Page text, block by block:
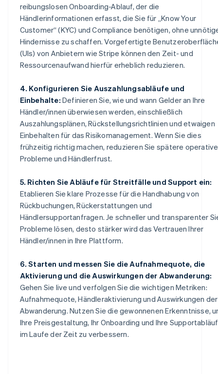
reibungslosen Onboarding-Ablauf, der die
Händlerinformationen erfasst, die Sie für „Know Your
Customer“ (KYC) und Compliance benötigen, ohne
Hindernisse zu schaffen. Vorgefertigte
(UIs) von Anbietern wie Stripe können den Zeit- und
Ressourcenaufwand hierfür erheblich reduzieren.
4. Konfigurieren Sie Auszahlungsabläufe und
Einbehalte: Definieren Sie, wie und wann Gelder an Ihre
Händler/innen überwiesen werden, einschließlich
Auszahlungsplänen, Rückstellungsrichtlinien und etwaigen
Einbehalten für das Risikomanagement. Wenn Sie dies
frühzeitig richtig machen, reduzieren Sie spätere operative
Probleme und Händlerfrust.
5. Richten Sie Abläufe für Streitfälle und Support ein:
Etablieren Sie klare Prozesse für die Handhabung von
Rückbuchungen, Rückerstattungen und
Händlersupportanfragen. Je schneller und transparenter
Probleme lösen, desto stärker wird das Vertrauen Ihrer
Händler/innen in Ihre Plattform.
6. Starten und messen Sie die Aufnahmequote, die
Aktivierung und die Auswirkungen der Abwanderung:
Gehen Sie live und verfolgen Sie die wichtigen Metriken:
Aufnahmequote, Händleraktivierung und Auswirkungen der
Abwanderung. Nutzen Sie die gewonnenen Erkenntnisse,
Ihre Preisgestaltung, Ihr Onboarding und Ihre
im Laufe der Zeit zu verbessern.